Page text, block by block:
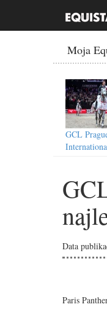
Moja
GCL
GCL
nareszcie
Data
Paris